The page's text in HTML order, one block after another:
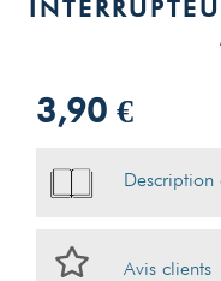
3,90 €
Avis clients